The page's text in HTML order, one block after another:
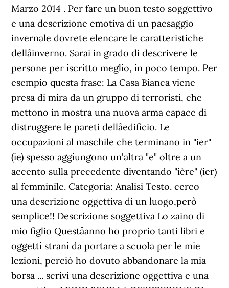
Marzo 2014 . Per fare un buon testo soggettivo
e una descrizione emotiva di un paesaggio
invernale dovrete elencare le caratteristiche
dellâinverno. Sarai in grado di descrivere le
persone per iscritto meglio, in poco tempo. Per
esempio questa frase: La Casa Bianca viene
presa di mira da un gruppo di terroristi, che
mettono in mostra una nuova arma capace di
distruggere le pareti dellâedificio. Le
occupazioni al maschile che terminano in "ier"
(ie) spesso aggiungono un'altra "e" oltre a un
accento sulla precedente diventando "ière" (ier)
al femminile. Categoria: Analisi Testo. cerco
una descrizione oggettiva di un luogo,però
semplice!! Descrizione soggettiva Lo zaino di
mio figlio Questâanno ho proprio tanti libri e
oggetti strani da portare a scuola per le mie
lezioni, perciò ho dovuto abbandonare la mia
borsa ... scrivi una descrizione oggettiva e una